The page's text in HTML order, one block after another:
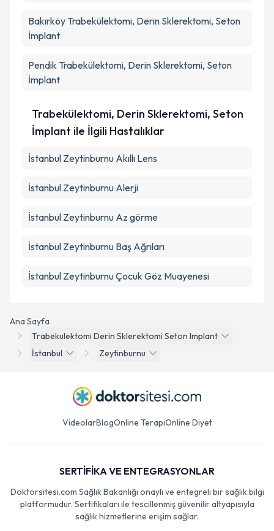
Ana Sayfa
Trabekulektomi Derin Sklerektomi Seton Implant
İstanbul
Zeytinburnu
Bakırköy Trabekülektomi, Derin Sklerektomi, Seton
İmplant
Pendik Trabekülektomi, Derin Sklerektomi, Seton
İmplant
Trabekülektomi, Derin Sklerektomi, Seton
İmplant ile İlgili Hastalıklar
İstanbul Zeytinburnu Akıllı Lens
İstanbul Zeytinburnu Alerji
İstanbul Zeytinburnu Az görme
İstanbul Zeytinburnu Baş Ağrıları
İstanbul Zeytinburnu Çocuk Göz Muayenesi
VideolarBlogOnline TerapiOnline Diyet
SERTİFİKA VE ENTEGRASYONLAR
Doktorsitesi.com Sağlık Bakanlığı onaylı ve entegreli bir sağlık bilgi
platformudur. Sertifikaları ile tescillenmiş güvenilir altyapısıyla
sağlık hizmetlerine erişim sağlar.